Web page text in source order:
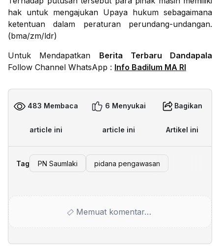
hak untuk mengajukan Upaya hukum sebagaimana
ketentuan dalam peraturan perundang-undangan.
(bma/zm/ldr)
Untuk Mendapatkan Berita Terbaru Dandapala
Follow Channel WhatsApp : Info Badilum MA RI
483 Membaca
article ini
6 Menyukai
article ini
Bagikan
Artikel ini
Tag PN Saumlaki pidana pengawasan
Memuat komentar…